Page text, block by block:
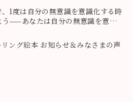
1度は自分の無意識を意識化する時
う——あなたは自分の無意識を意識
？
ング絵本 お知らせ＆みなさまの声